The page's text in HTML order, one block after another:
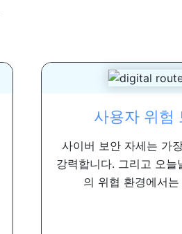
사용자 위험
사이버 보안 자세는 가
강력합니다. 그리고 오늘
의 위협 환경에서